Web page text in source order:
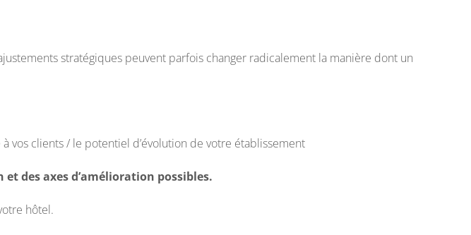
stratégiques peuvent parfois changer radicalement la manière dont un
vos clients / le potentiel d’évolution de votre établissement
des axes d’amélioration possibles.
hôtel.